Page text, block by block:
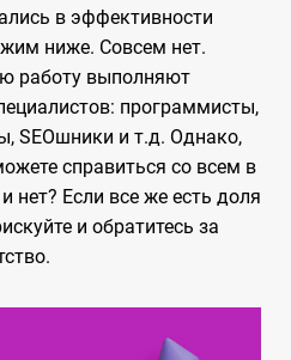
в эффективности
ниже. Совсем нет.
работу выполняют
программисты,
SEOшники и т.д. Однако,
справиться со всем в
нет? Если все же есть доля
и обратитесь за